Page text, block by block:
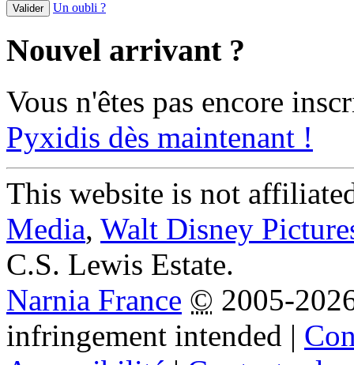
Un oubli ?
Nouvel arrivant ?
Vous n'êtes pas encore
Pyxidis dès maintenant !
This website is not
Media, Walt Disney
C.S. Lewis Estate.
Narnia France © 2005-
infringement intended |